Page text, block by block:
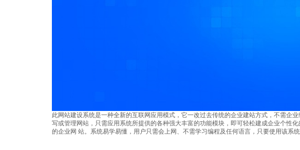
此网站建设系统是一种全新的互联网应用模式，它一改过去传统的企业建站方式，不需企
写或管理网站，只需应用系统所提供的各种强大丰富的功能模块，即可轻松建成企业个性
的企业网 站。系统易学易懂，用户只需会上网、不需学习编程及任何语言，只要使用该系